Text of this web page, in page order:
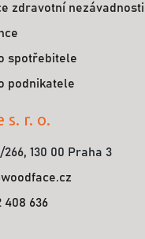
zdravotní nezávadnosti
spotřebitele
podnikatele
s. r. o.
266, 130 00 Praha 3
408 636